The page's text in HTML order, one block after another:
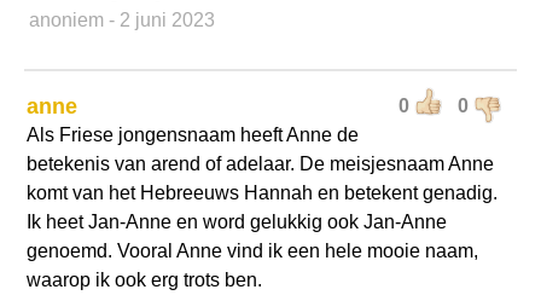
anoniem - 2 juni 2023
0 0
anne
Als Friese jongensnaam heeft Anne de
betekenis van arend of adelaar. De meisjesnaam Anne
komt van het Hebreeuws Hannah en betekent genadig.
Ik heet Jan-Anne en word gelukkig ook Jan-Anne
genoemd. Vooral Anne vind ik een hele mooie naam,
waarop ik ook erg trots ben.